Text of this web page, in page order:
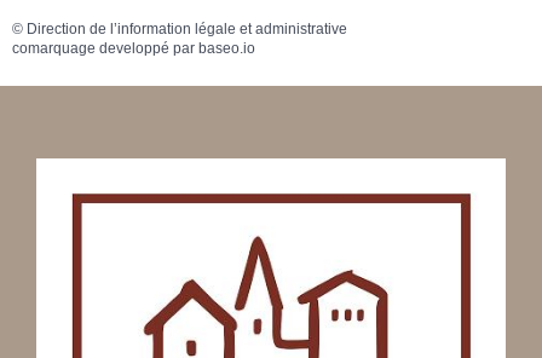
© Direction de l’information légale et administrative
comarquage developpé par baseo.io